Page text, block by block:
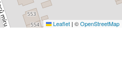
Leaflet | ©OpenStreetMap